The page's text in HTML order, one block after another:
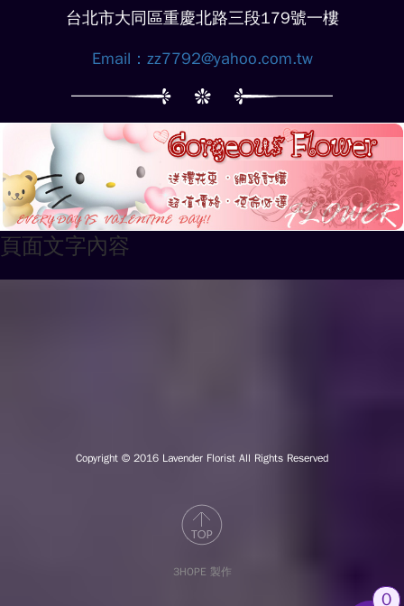
台北市大同區重慶北路三段179號一樓
Email： zz7792@yahoo.com.tw
頁面文字內容
Copyright © 2016 Lavender Florist All Rights Reserved
3HOPE 製作
0